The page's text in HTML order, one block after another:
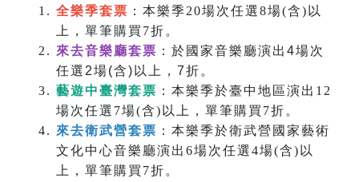
全樂季套票 ：本樂季20場次任選8場(含)以
上，單筆購買7折。
來去音樂廳套票 ：於國家音樂廳演出4場次
任選2場(含)以上，7折。
藝遊中臺灣套票 ：本樂季於臺中地區演出12
場次任選7場(含)以上，單筆購買7折。
來去衛武營套票 ：本樂季於衛武營國家藝術
文化中心音樂廳演出6場次任選4場(含)以
上，單筆購買7折。